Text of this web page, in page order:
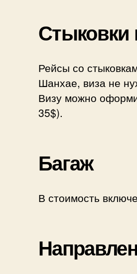
Рейсы со
Шанхае, виза не
Визу можно
35$).
Багаж
В стоимость